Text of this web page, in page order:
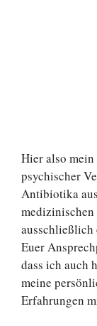
Hier also
psychischer
Antibiotika
medizinischen
ausschließlich
Euer
dass ich auch
meine
Erfahrungen